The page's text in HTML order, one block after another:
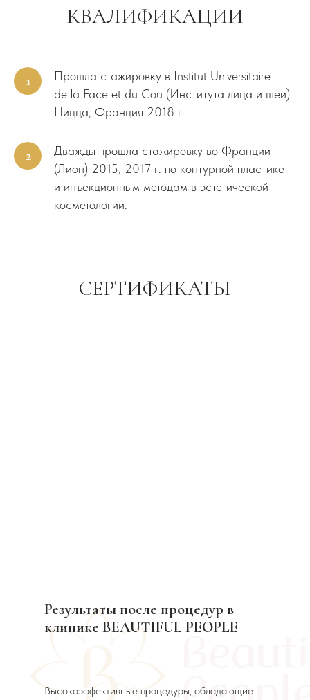
КВАЛИФИКАЦИИ
1
Прошла стажировку в Institut Universitaire
de la Face et du Cou (Института лица и шеи)
Ницца, Франция 2018 г.
2
Дважды прошла стажировку во Франции
(Лион) 2015, 2017 г. по контурной пластике
и инъекционным методам в эстетической
косметологии.
СЕРТИФИКАТЫ
Результаты после процедур в
клинике BEAUTIFUL PEOPLE
Высокоэффективные процедуры, обладающие